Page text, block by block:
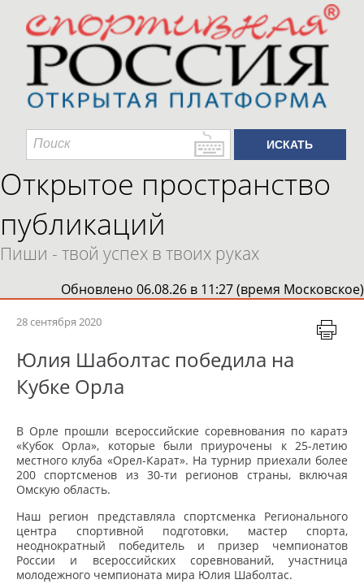
Открытое пространство
публикаций
Пиши - твой успех в твоих руках
Обновлено 06.08.26 в 11:27 (время Московское)
28 сентября 2020
Юлия Шаболтас победила на
Кубке Орла
В Орле прошли всероссийские соревнования по каратэ
«Кубок Орла», которые были приурочены к 25-летию
местного клуба «Орел-Карат». На турнир приехали более
200 спортсменов из 30-ти регионов страны, включая
Омскую область.
Наш регион представляла спортсменка Регионального
центра спортивной подготовки, мастер спорта,
неоднократный победитель и призер чемпионатов
России и всероссийских соревнований, участница
молодежного чемпионата мира Юлия Шаболтас.